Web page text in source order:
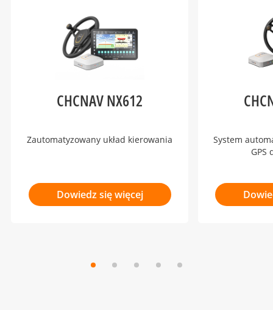
CHCNAV NX612
Zautomatyzowany układ kierowania
Dowiedz się więcej
System
GPS